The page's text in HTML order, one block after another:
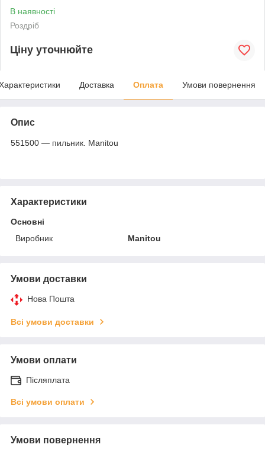
В наявності
Роздріб
Ціну уточнюйте
Доставка Оплата Умови повернення
Опис
551500 — пильник. Мanitou
Характеристики
Основні
Виробник
Manitou
Умови доставки
Нова Пошта
Всі умови доставки
Умови оплати
Післяплата
Всі умови оплати
Умови повернення